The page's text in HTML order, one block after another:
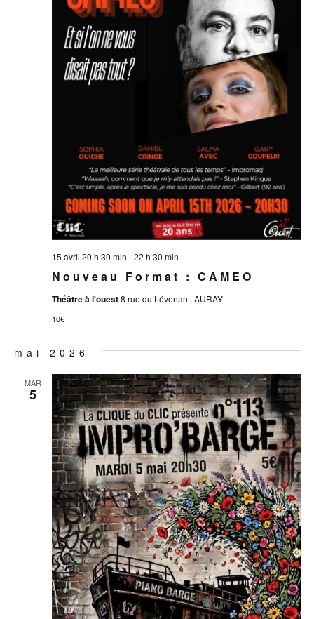
Nouveau Format : CAMEO
15 avril 20 h 30 min -22 h 30 min
Théâtre à l'ouest8 rue du Lévenant, AURAY
10€
mai 2026
MAR
5